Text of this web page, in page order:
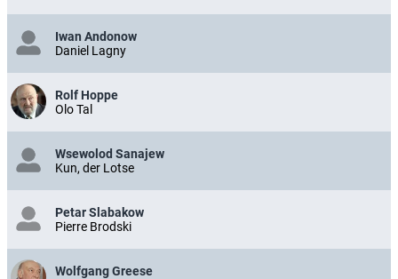
Iwan Andonow
Daniel Lagny
Rolf Hoppe
Olo Tal
Wsewolod Sanajew
Kun, der Lotse
Petar Slabakow
Pierre Brodski
Wolfgang Greese